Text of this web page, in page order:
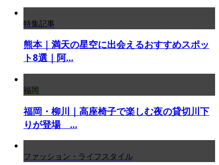
特集記事
熊本｜満天の星空に出会えるおすすめスポッ
ト8選｜阿...
福岡
福岡・柳川｜高座椅子で楽しむ夜の貸切川下
りが登場 ...
ファッション・ライフスタイル